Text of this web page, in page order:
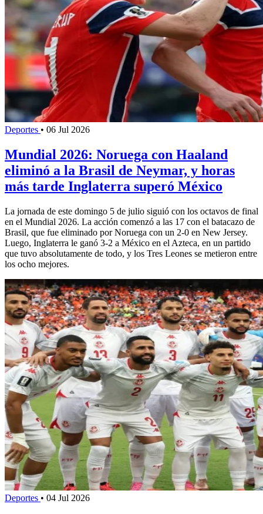
Deportes • 06 Jul 2026
Mundial 2026: Noruega con Haaland
eliminó a la Brasil de Neymar, y horas
más tarde Inglaterra superó México
La jornada de este domingo 5 de julio siguió con los octavos de final
en el Mundial 2026. La acción comenzó a las 17 con el batacazo de
Brasil, que fue eliminado por Noruega con un 2-0 en New Jersey.
Luego, Inglaterra le ganó 3-2 a México en el Azteca, en un partido
que tuvo absolutamente de todo, y los Tres Leones se metieron entre
los ocho mejores.
Deportes • 04 Jul 2026